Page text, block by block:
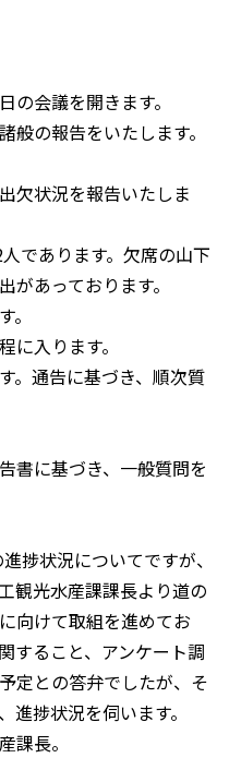
会議を開きます。
の報告をいたします。
状況を報告いたしま
であります。欠席の山下
あっております。
入ります。
。通告に基づき、順次質
に基づき、一般質問を
捗状況についてですが、
観光水産課課長より道の
向けて取組を進めてお
すること、アンケート調
定との答弁でしたが、そ
捗状況を伺います。
長。